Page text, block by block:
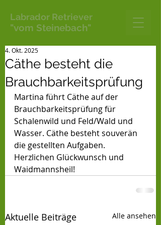
Labrador Retriever
"vom Steinebach"
Cäthe besteht die
Brauchbarkeitsprüfung
4. Okt. 2025
Martina führt Cäthe auf der
Brauchbarkeitsprüfung für
Schalenwild und Feld/Wald und
Wasser. Cäthe besteht souverän
die gestellten Aufgaben.
Herzlichen Glückwunsch und
Waidmannsheil!
Aktuelle Beiträge Alle ansehen